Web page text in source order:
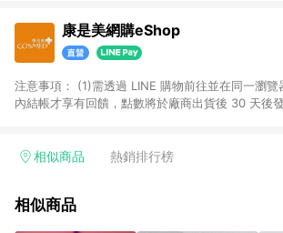
康是美網購eShop
注意事項：​ (1)需透過 LINE 購物前往並在同一瀏
內結帳才享有回饋，點數將於廠商出貨後 30 天後
黃金鑽飾/精品相關/3C數位(含周邊)/家電視聽/運動
饋%」，將於訂單成立後由「LINE購物通知」之官
相似商品 熱銷排行榜
相似商品